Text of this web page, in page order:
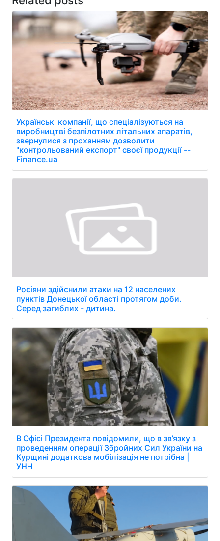
Українські компанії, що спеціалізуються на
виробництві безпілотних літальних апаратів,
звернулися з проханням дозволити
"контрольований експорт" своєї продукції --
Finance.ua
Росіяни здійснили атаки на 12 населених
пунктів Донецької області протягом доби.
Серед загиблих - дитина.
В Офісі Президента повідомили, що в зв’язку з
проведенням операції Збройних Сил України на
Курщині додаткова мобілізація не потрібна |
УНН